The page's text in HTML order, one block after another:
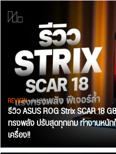
REVIEW• Jul 28, 2026
รีวิว ASUS ROG Strix SCAR 18
ทรงพลัง ปรับสุดทุกเกม ทำงานหนั
เครื่อง!!